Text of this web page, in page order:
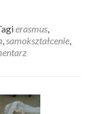
erasmus,
,samokształcenie,